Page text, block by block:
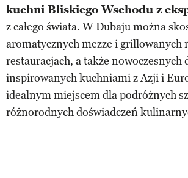
kuchni Bliskiego Wschodu z
z całego świata. W Dubaju można
aromatycznych mezze i grillowanych
restauracjach, a także nowoczesnych
inspirowanych kuchniami z Azji i
idealnym miejscem dla podróżnych
różnorodnych doświadczeń